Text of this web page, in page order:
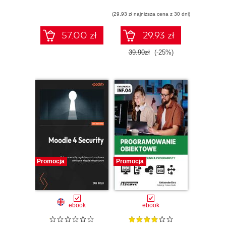
57.00 zł
(29,93 zł najniższa cena z 30 dni)
29.93 zł
39.90zł (-25%)
Promocja
ebook
Promocja
ebook